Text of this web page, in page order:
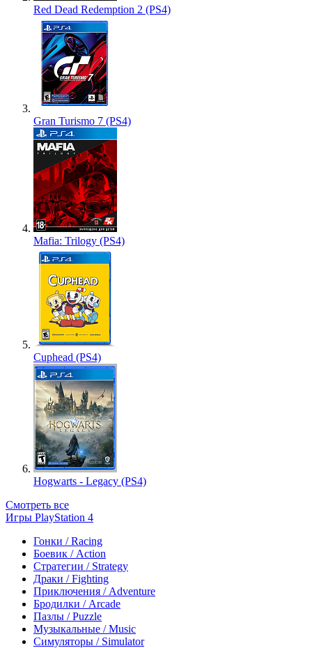
Red Dead Redemption 2 (PS4)
Gran Turismo 7 (PS4)
Mafia: Trilogy (PS4)
Cuphead (PS4)
Hogwarts - Legacy (PS4)
Смотреть все
Игры PlayStation 4
Гонки / Racing
Боевик / Action
Стратегии / Strategy
Драки / Fighting
Приключения / Adventure
Бродилки / Arcade
Пазлы / Puzzle
Музыкальные / Music
Симуляторы / Simulator